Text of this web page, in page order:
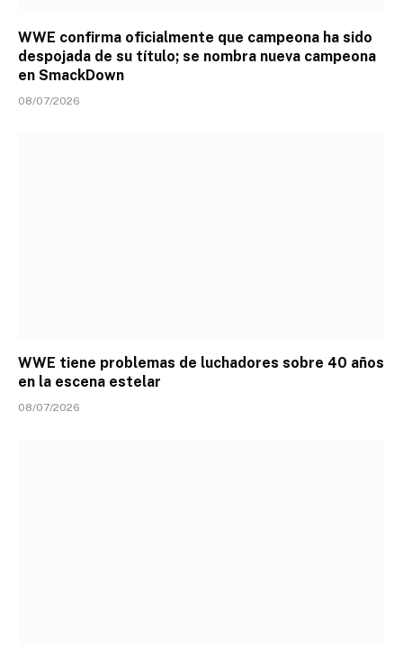
WWE confirma oficialmente que campeona ha sido
despojada de su título; se nombra nueva campeona
en SmackDown
08/07/2026
WWE tiene problemas de luchadores sobre 40 años
en la escena estelar
08/07/2026